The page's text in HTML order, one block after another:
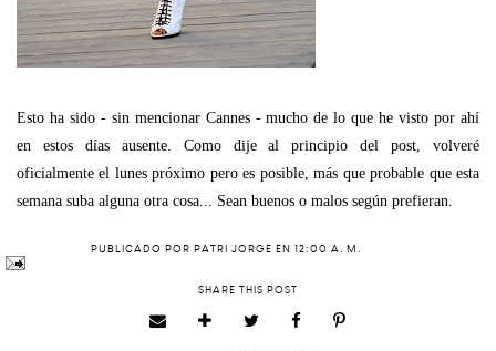
Esto ha sido - sin mencionar Cannes - mucho de lo que he visto por ahí
en estos días ausente. Como dije al principio del post, volveré
oficialmente el lunes próximo pero es posible, más que probable que esta
semana suba alguna otra cosa... Sean buenos o malos según prefieran.
PUBLICADO POR PATRI JORGE EN 12:00 A. M.
SHARE THIS POST